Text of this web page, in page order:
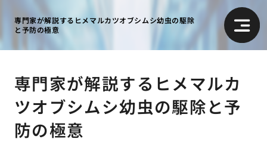
専門家が解説するヒメマルカツオブシムシ幼虫の駆除
と予防の極意
専門家が解説するヒメマルカ
ツオブシムシ幼虫の駆除と予
防の極意